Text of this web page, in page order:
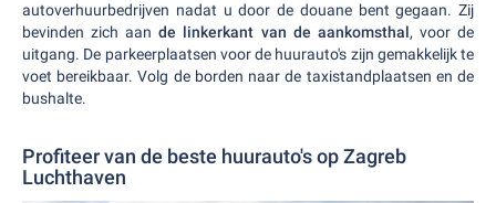
autoverhuurbedrijven nadat u door de douane bent gegaan. Zij
bevinden zich aande linkerkant van de aankomsthal, voor de
uitgang. De parkeerplaatsen voor de huurauto's zijn gemakkelijk te
voet bereikbaar. Volg de borden naar de taxistandplaatsen en de
bushalte.
Profiteer van de beste huurauto's op Zagreb
Luchthaven